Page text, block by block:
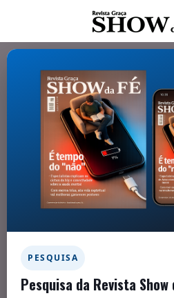
PESQUISA
Pesquisa da Revista Show
Ciência
01/10/2021